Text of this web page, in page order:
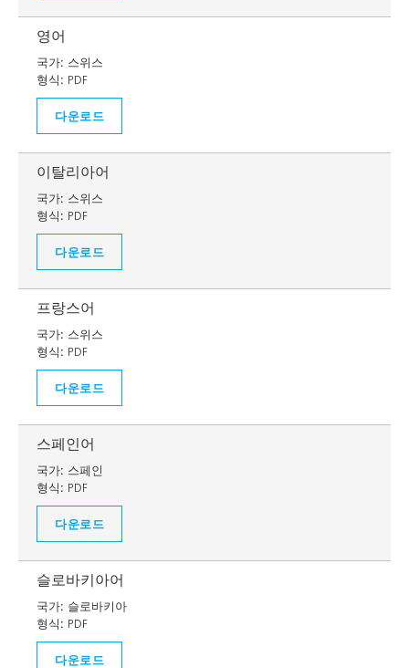
영어
국가: 스위스
형식: PDF
다운로드
이탈리아어
국가: 스위스
형식: PDF
다운로드
프랑스어
국가: 스위스
형식: PDF
다운로드
스페인어
국가: 스페인
형식: PDF
다운로드
슬로바키아어
국가: 슬로바키아
형식: PDF
다운로드